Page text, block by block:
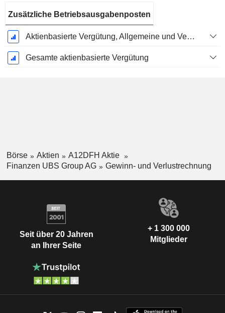
Zusätzliche Betriebsausgabenposten
Aktienbasierte Vergütung, Allgemeine und Verwaltungskosten (Gesamt)
Gesamte aktienbasierte Vergütung
Börse Aktien
A12DFH Aktie
Finanzen UBS Group AG
Gewinn- und Verlustrechnung
Seit über 20 Jahren
an Ihrer Seite
+ 1 300 000
Mitglieder